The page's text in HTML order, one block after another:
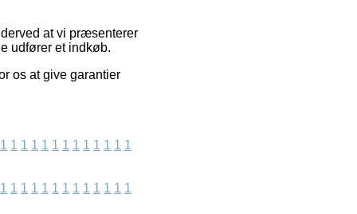
at vi præsenterer
udfører et indkøb.
os at give garantier
1 1 1 1 1 1 1 1 1 1 1 1 1
1 1 1 1 1 1 1 1 1 1 1 1 1